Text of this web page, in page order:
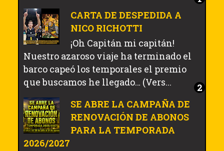
CARTA DE DESPEDIDA A
NICO RICHOTTI
¡Oh Capitán mi capitán!
Nuestro azaroso viaje ha terminado el
barco capeó los temporales el premio
que buscamos he llegado… (Vers...
SE ABRE LA CAMPAÑA DE
RENOVACIÓN DE ABONOS
PARA LA TEMPORADA
2026/2027